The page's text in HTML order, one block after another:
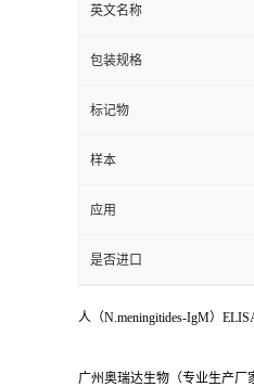
英文名称
包装规格
标记物
样本
应用
是否进口
人（N.meningitides-IgM）
广州奥瑞达生物（专业生产